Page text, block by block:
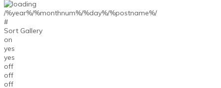
/%year%/%monthnum%/%day%/%postname%/
#
Sort Gallery
on
yes
yes
off
off
off